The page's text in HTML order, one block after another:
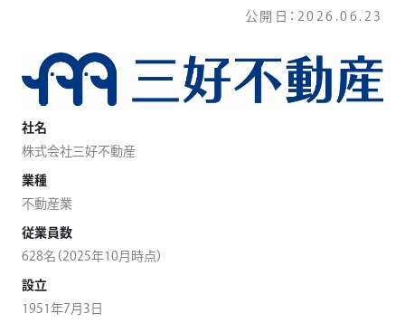
公開日： 2026.06.23
社名
株式会社三好不動産
業種
不動産業
従業員数
628名（2025年10月時点）
設立
1951年7月3日